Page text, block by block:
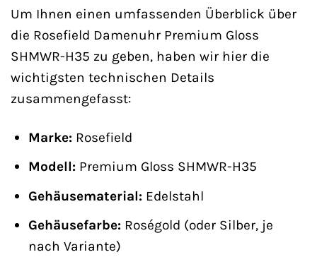
Um Ihnen einen umfassenden Überblick über
die Rosefield Damenuhr Premium Gloss
SHMWR-H35 zu geben, haben wir hier die
wichtigsten technischen Details
zusammengefasst:
Marke:Rosefield
Modell:Premium Gloss SHMWR-H35
Gehäusematerial:Edelstahl
Gehäusefarbe:Roségold (oder Silber, je
nach Variante)